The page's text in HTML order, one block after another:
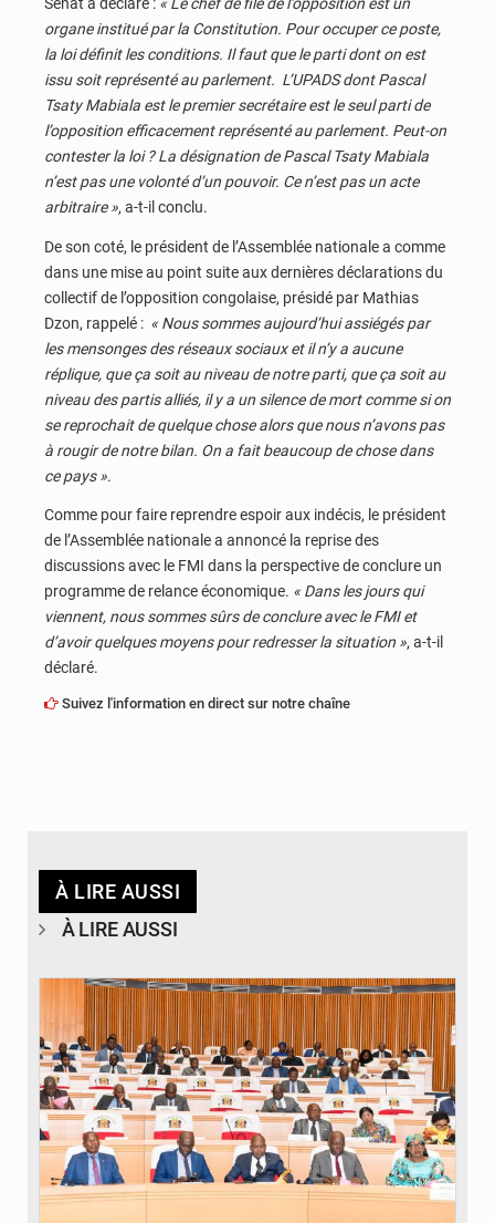
organe institué par la Constitution. Pour occuper ce poste,
la loi définit les conditions. Il faut que le parti dont on est
issu soit représenté au parlement. L’UPADS dont Pascal
Tsaty Mabiala est le premier secrétaire est le seul parti de
l’opposition efficacement représenté au parlement. Peut-on
contester la loi ? La désignation de Pascal Tsaty Mabiala
n’est pas une volonté d’un pouvoir. Ce n’est pas un acte
arbitraire », a-t-il conclu.
De son coté, le président de l’Assemblée nationale a comme
dans une mise au point suite aux dernières déclarations du
collectif de l’opposition congolaise, présidé par Mathias
Dzon, rappelé : « Nous sommes aujourd’hui assiégés par
les mensonges des réseaux sociaux et il n’y a aucune
réplique, que ça soit au niveau de notre parti, que ça soit au
niveau des partis alliés, il y a un silence de mort comme si on
se reprochait de quelque chose alors que nous n’avons pas
à rougir de notre bilan. On a fait beaucoup de chose dans
ce pays ».
Comme pour faire reprendre espoir aux indécis, le président
de l’Assemblée nationale a annoncé la reprise des
discussions avec le FMI dans la perspective de conclure un
programme de relance économique. « Dans les jours qui
viennent, nous sommes sûrs de conclure avec le FMI et
d’avoir quelques moyens pour redresser la situation », a-t-il
déclaré.
Suivez l'information en direct sur notre chaîne
À LIRE AUSSI
À LIRE AUSSI